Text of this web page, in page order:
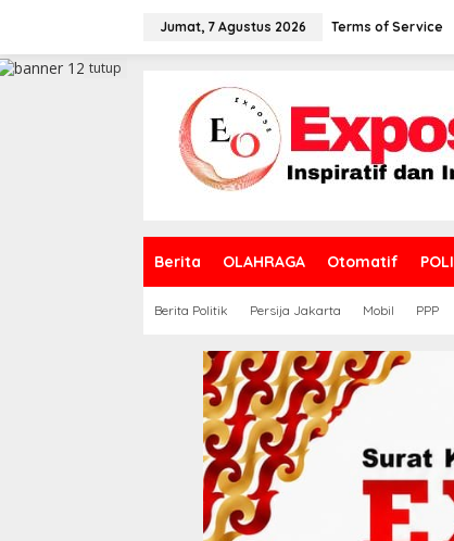
a
Jumat, 7 Agustus 2026 Terms of Service
Berita OLAHRAGA Otomatif
Berita Politik Persija Jakarta Mobil PPP
tutup